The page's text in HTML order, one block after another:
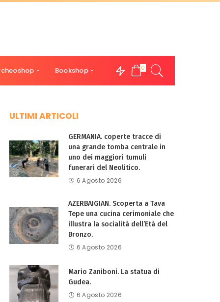
Bookshop 0
ULTIMI ARTICOLI
GERMANIA. coperte tracce di
una grande tomba centrale in
uno dei maggiori tumuli
funerari del Neolitico.
6 Agosto 2026
AZERBAIGIAN. Scoperta a Tava
Tepe una cucina cerimoniale che
illustra la socialità dell’Età del
Bronzo.
6 Agosto 2026
Mario Zaniboni. La statua di
Gudea.
6 Agosto 2026